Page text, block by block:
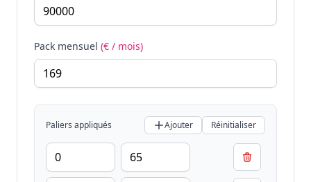
Pack mensuel (€ / mois)
Paliers appliqués Ajouter Réinitialiser